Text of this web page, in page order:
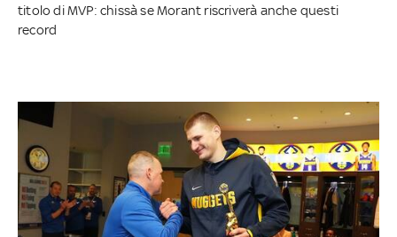
titolo di MVP: chissà se Morant riscriverà anche questi
record